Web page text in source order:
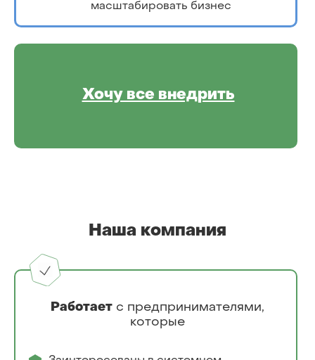
масштабировать бизнес
Хочу все внедрить
Наша компания
Работает с предпринимателями,
которые